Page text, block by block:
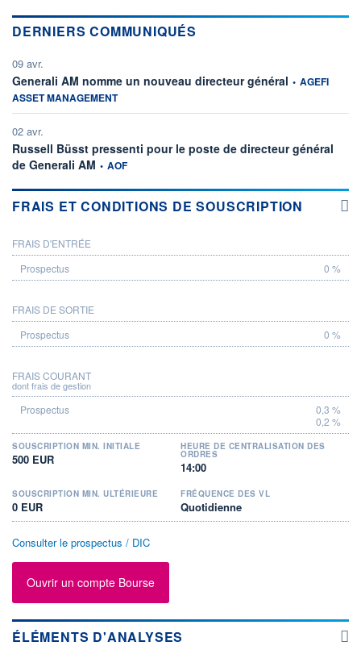
DERNIERS COMMUNIQUÉS
09 avr.
Generali AM nomme un nouveau directeur général information
• AGEFI
ASSET MANAGEMENT
02 avr.
Russell Büsst pressenti pour le poste de directeur général
de Generali AM information fournie par
• AOF
FRAIS ET CONDITIONS DE SOUSCRIPTION
PROSPECTUS
FRAIS D'ENTRÉE
0 %
FRAIS DE SORTIE
0 %
FRAIS COURANT
dont frais de gestion
0,3 %
0,2 %
SOUSCRIPTION MIN. INITIALE
500 EUR
HEURE DE CENTRALISATION DES
ORDRES
14:00
SOUSCRIPTION MIN. ULTÉRIEURE
0 EUR
FRÉQUENCE DES VL
Quotidienne
Consulter le prospectus / DIC
Ouvrir un compte Bourse
ÉLÉMENTS D'ANALYSES